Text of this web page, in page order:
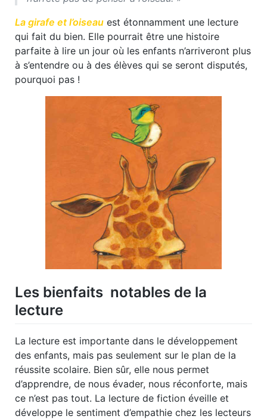
La girafe et l’oiseau est étonnamment une lecture
qui fait du bien. Elle pourrait être une histoire
parfaite à lire un jour où les enfants n’arriveront plus
à s’entendre ou à des élèves qui se seront disputés,
pourquoi pas !
Les bienfaits notables de la
lecture
La lecture est importante dans le développement
des enfants, mais pas seulement sur le plan de la
réussite scolaire. Bien sûr, elle nous permet
d’apprendre, de nous évader, nous réconforte, mais
ce n’est pas tout. La lecture de fiction éveille et
développe le sentiment d’empathie chez les lecteurs